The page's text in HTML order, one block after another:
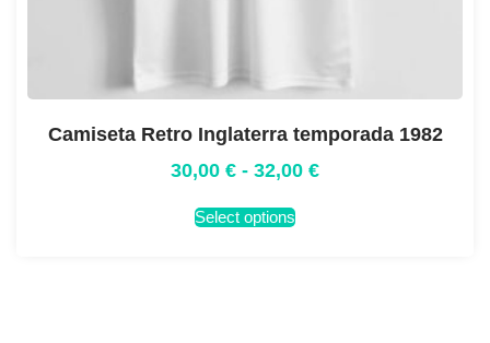
Camiseta Retro Inglaterra temporada 1982
30,00 € - 32,00 €
Select options